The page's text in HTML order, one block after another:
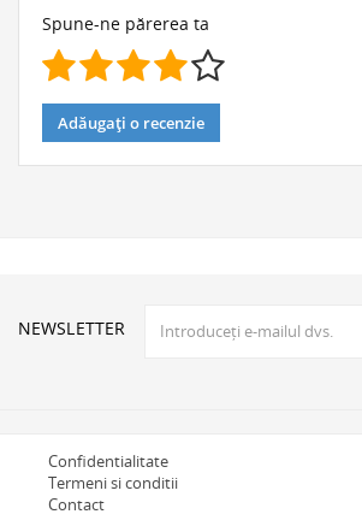
Spune-ne părerea ta
Adăugați o recenzie
NEWSLETTER
Confidentialitate
Termeni si conditii
Contact